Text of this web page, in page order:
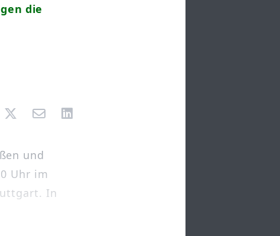
die
und
Uhr im
In